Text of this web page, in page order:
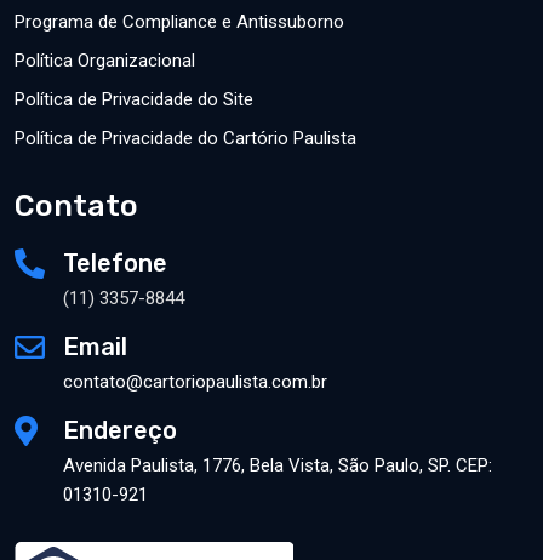
Programa de Compliance e Antissuborno
Política Organizacional
Política de Privacidade do Site
Política de Privacidade do Cartório Paulista
Contato
Telefone
(11) 3357-8844
Email
contato@cartoriopaulista.com.br
Endereço
Avenida Paulista, 1776, Bela Vista, São Paulo, SP. CEP:
01310-921